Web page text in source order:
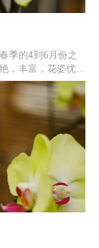
季的4到6月份之
，丰富，花姿优
的花色有白色的、
。想要它更好的开